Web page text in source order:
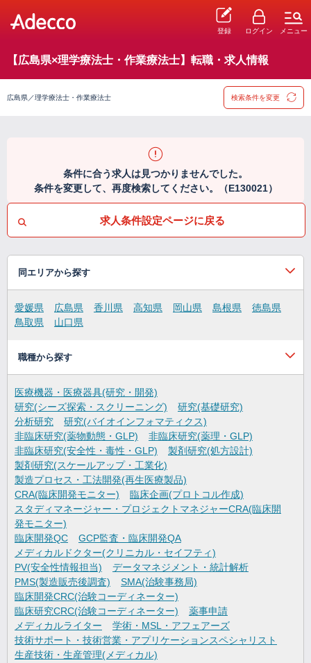
登録 ログイン メニュー
【広島県×理学療法士・作業療法士】転職・求人情報
広島県／理学療法士・作業療法士 検索条件を変更
条件に合う求人は見つかりませんでした。
条件を変更して、再度検索してください。（E130021）
求人条件設定ページに戻る
同エリアから探す
愛媛県 広島県 香川県 高知県 岡山県 島根県
徳島県
鳥取県
山口県
職種から探す
医療機器・医療器具(研究・開発)
研究(シーズ探索・スクリーニング)
研究(基礎研究)
分析研究
研究(バイオインフォマティクス)
非臨床研究(薬物動態・GLP)
非臨床研究(薬理・GLP)
非臨床研究(安全性・毒性・GLP)
製剤研究(処方設計)
製剤研究(スケールアップ・工業化)
製造プロセス・工法開発(再生医療製品)
CRA(臨床開発モニター)
臨床企画(プロトコル作成)
スタディマネージャー・プロジェクトマネジャーCRA(臨床開
発モニター)
臨床開発QC
GCP監査・臨床開発QA
メディカルドクター(クリニカル・セイフティ)
PV(安全性情報担当)
データマネジメント・統計解析
PMS(製造販売後調査)
SMA(治験事務局)
臨床開発CRC(治験コーディネーター)
臨床研究CRC(治験コーディネーター)
薬事申請
メディカルライター
学術・MSL・アフェアーズ
技術サポート・技術営業・アプリケーションスペシャリスト
生産技術・生産管理(メディカル)